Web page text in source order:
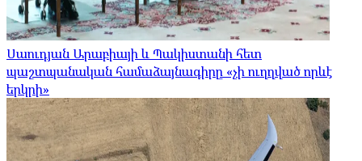
Սաուդյան Արաբիայի և Պակիստանի հետ
պաշտպանական համաձայնագիրը «չի ուղղված որևէ
երկրի»